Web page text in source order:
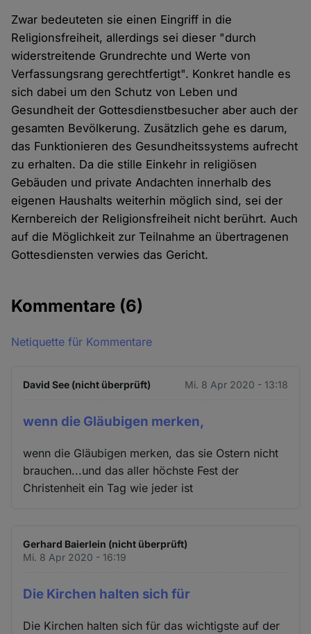
Zwar bedeuteten sie einen Eingriff in die
Religionsfreiheit, allerdings sei dieser "durch
widerstreitende Grundrechte und Werte von
Verfassungsrang gerechtfertigt". Konkret handle es
sich dabei um den Schutz von Leben und
Gesundheit der Gottesdienstbesucher aber auch der
gesamten Bevölkerung. Zusätzlich gehe es darum,
das Funktionieren des Gesundheitssystems aufrecht
zu erhalten. Da die stille Einkehr in religiösen
Gebäuden und private Andachten innerhalb des
eigenen Haushalts weiterhin möglich sind, sei der
Kernbereich der Religionsfreiheit nicht berührt. Auch
auf die Möglichkeit zur Teilnahme an übertragenen
Gottesdiensten verwies das Gericht.
Kommentare (6)
Netiquette für Kommentare
David See (nicht überprüft) Mi. 8 Apr 2020 - 13:18
wenn die Gläubigen merken,
wenn die Gläubigen merken, das sie Ostern nicht
brauchen...und das aller höchste Fest der
Christenheit ein Tag wie jeder ist
Gerhard Baierlein (nicht überprüft)
Mi. 8 Apr 2020 - 16:19
Die Kirchen halten sich für
Die Kirchen halten sich für das wichtigste auf der